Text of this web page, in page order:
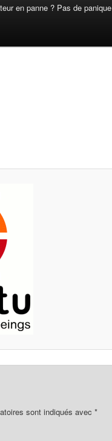
en panne ? Pas de panique
sont indiqués avec *